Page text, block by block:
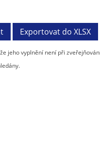
jeho vyplnění není při